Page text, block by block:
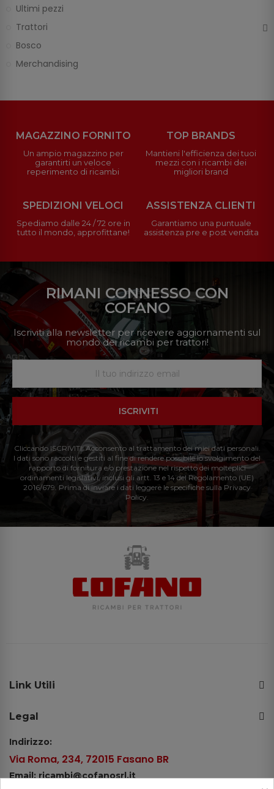
Ultimi pezzi
Trattori
Bosco
Merchandising
MAGAZZINO FORNITO
Un ampio magazzino per
garantirti un veloce
reperimento di ricambi
TOP BRANDS
Mantieni l'efficienza dei tuoi
mezzi con i ricambi dei
migliori brand
SPEDIZIONI VELOCI
Spediamo dalle 24 / 72 ore in
tutto il mondo, approfittane!
ASSISTENZA CLIENTI
Garantiamo una puntuale
assistenza pre e post vendita
RIMANI CONNESSO CON
COFANO
Iscriviti alla newsletter per ricevere aggiornamenti sul
mondo dei ricambi per trattori!
ISCRIVITI
Cliccando ISCRIVITI: Acconsento al trattamento dei miei dati personali.
I dati sono raccolti e gestiti al fine di rendere possibile lo svolgimento del
rapporto di fornitura e/o prestazione nel rispetto dei molteplici
ordinamenti legislativi, inclusi gli artt. 13 e 14 del Regolamento (UE)
2016/679. Prima di inviare i dati leggere le specifiche sulla Privacy
Policy.
Link Utili
Legal
Indirizzo:
Via Roma, 234, 72015 Fasano BR
Email: ricambi@cofanosrl.it